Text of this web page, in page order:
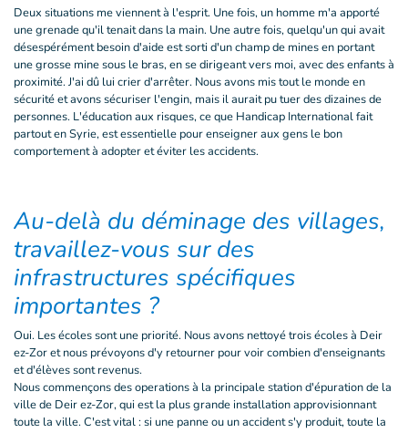
Deux situations me viennent à l'esprit. Une fois, un homme m'a apporté
une grenade qu'il tenait dans la main. Une autre fois, quelqu'un qui avait
désespérément besoin d'aide est sorti d'un champ de mines en portant
une grosse mine sous le bras, en se dirigeant vers moi, avec des enfants à
proximité. J'ai dû lui crier d'arrêter. Nous avons mis tout le monde en
sécurité et avons sécuriser l'engin, mais il aurait pu tuer des dizaines de
personnes. L'éducation aux risques, ce que Handicap International fait
partout en Syrie, est essentielle pour enseigner aux gens le bon
comportement à adopter et éviter les accidents.
Au-delà du déminage des villages,
travaillez-vous sur des
infrastructures spécifiques
importantes ?
Oui. Les écoles sont une priorité. Nous avons nettoyé trois écoles à Deir
ez-Zor et nous prévoyons d'y retourner pour voir combien d'enseignants
et d'élèves sont revenus.
Nous commençons des operations à la principale station d'épuration de la
ville de Deir ez-Zor, qui est la plus grande installation approvisionnant
toute la ville. C'est vital : si une panne ou un accident s'y produit, toute la